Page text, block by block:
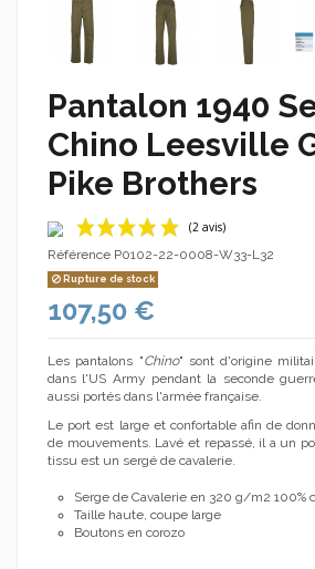
Pantalon 1940
Chino Leesville
Pike Brothers
(2 avis)
Référence P0102-22-0008-W33-L32
Rupture de stock
107,50 €
Les pantalons "Chino" sont d'origine
dans l'US Army pendant la seconde
aussi portés dans l'armée française.
Le port est large et confortable afin de
de mouvements. Lavé et repassé, il a un
tissu est un sergé de cavalerie.
Serge de Cavalerie en 320 g/m2 100%
Taille haute, coupe large
Boutons en corozo